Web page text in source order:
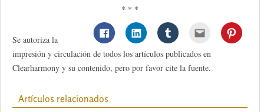
* * *
Se autoriza la
impresión y circulación de todos los artículos publicados en
Clearharmony y su contenido, pero por favor cite la fuente.
Artículos relacionados